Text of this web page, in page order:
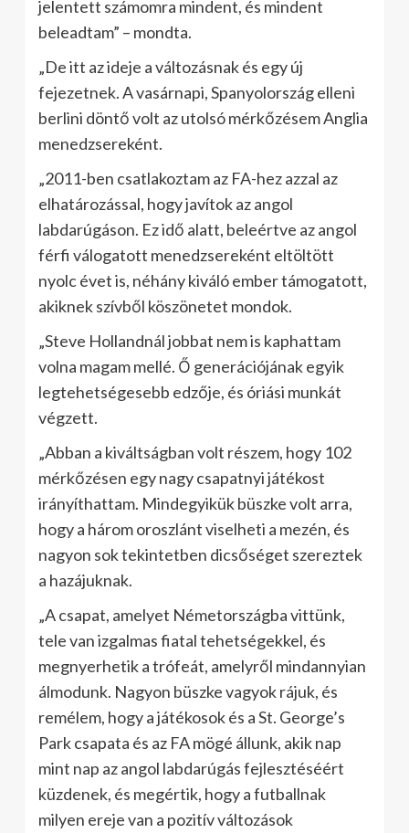
jelentett számomra mindent, és mindent
beleadtam” – mondta.
„De itt az ideje a változásnak és egy új
fejezetnek. A vasárnapi, Spanyolország elleni
berlini döntő volt az utolsó mérkőzésem Anglia
menedzsereként.
„2011-ben csatlakoztam az FA-hez azzal az
elhatározással, hogy javítok az angol
labdarúgáson. Ez idő alatt, beleértve az angol
férfi válogatott menedzsereként eltöltött
nyolc évet is, néhány kiváló ember támogatott,
akiknek szívből köszönetet mondok.
„Steve Hollandnál jobbat nem is kaphattam
volna magam mellé. Ő generációjának egyik
legtehetségesebb edzője, és óriási munkát
végzett.
„Abban a kiváltságban volt részem, hogy 102
mérkőzésen egy nagy csapatnyi játékost
irányíthattam. Mindegyikük büszke volt arra,
hogy a három oroszlánt viselheti a mezén, és
nagyon sok tekintetben dicsőséget szereztek
a hazájuknak.
„A csapat, amelyet Németországba vittünk,
tele van izgalmas fiatal tehetségekkel, és
megnyerhetik a trófeát, amelyről mindannyian
álmodunk. Nagyon büszke vagyok rájuk, és
remélem, hogy a játékosok és a St. George’s
Park csapata és az FA mögé állunk, akik nap
mint nap az angol labdarúgás fejlesztéséért
küzdenek, és megértik, hogy a futballnak
milyen ereje van a pozitív változások